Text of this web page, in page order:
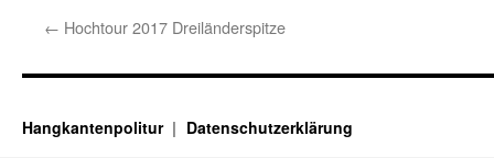
← Hochtour 2017 Dreiländerspitze
Hangkantenpolitur Datenschutzerklärung